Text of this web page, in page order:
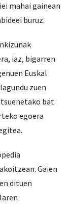
mahai gainean
buruz.
iaz, bigarren
Euskal
zuen
bat
egoera
Gaien
dituen